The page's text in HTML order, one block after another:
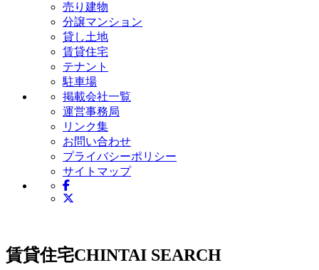
売り建物
分譲マンション
貸し土地
賃貸住宅
テナント
駐車場
掲載会社一覧
運営事務局
リンク集
お問い合わせ
プライバシーポリシー
サイトマップ
賃貸住宅CHINTAI SEARCH